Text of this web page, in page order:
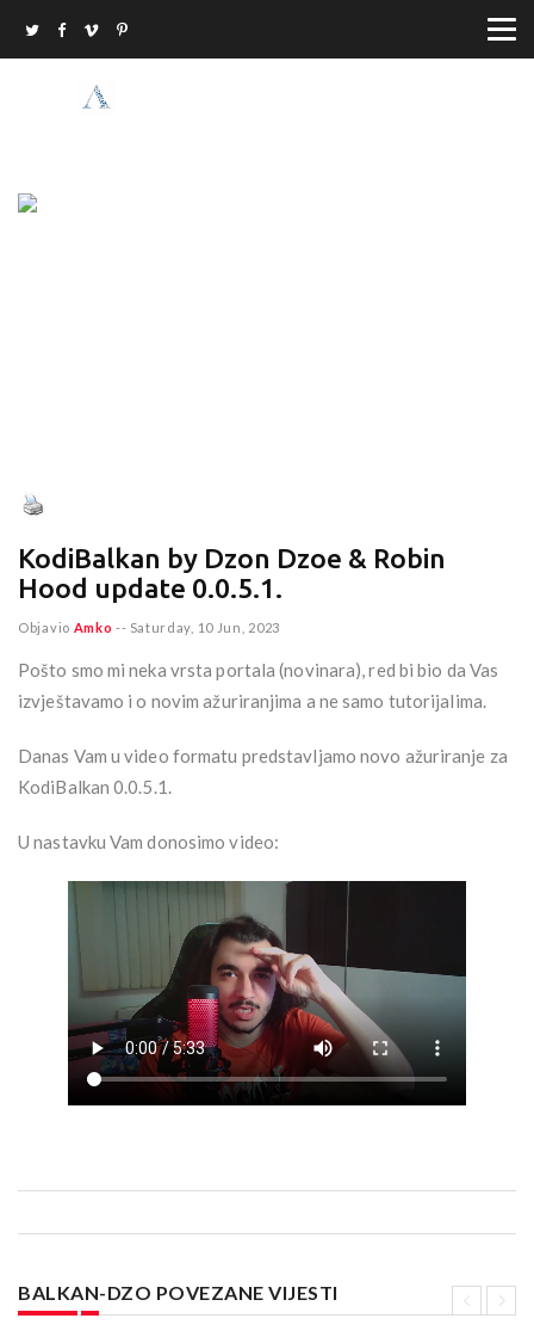
KodiBalkan by Dzon Dzoe & Robin
Hood update 0.0.5.1.
Objavio Amko -- Saturday, 10 Jun, 2023
Pošto smo mi neka vrsta portala (novinara), red bi bio da Vas
izvještavamo i o novim ažuriranjima a ne samo tutorijalima.
Danas Vam u video formatu predstavljamo novo ažuriranje za
KodiBalkan 0.0.5.1.
U nastavku Vam donosimo video:
BALKAN-DZO POVEZANE VIJESTI